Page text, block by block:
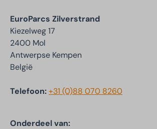
EuroParcs Zilverstrand
Kiezelweg 17
2400 Mol
Antwerpse Kempen
België
Telefoon:+31 (0)88 070 8260
Onderdeel van: